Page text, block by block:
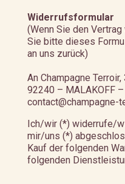
Widerrufsformular
(Wenn Sie den
Sie bitte dieses
an uns zurück)
An Champagne Terroir,
92240 – MALAKOFF
contact@champagne-
Ich/wir (*) widerrufe/
mir/uns (*)
Kauf der folgenden
folgenden